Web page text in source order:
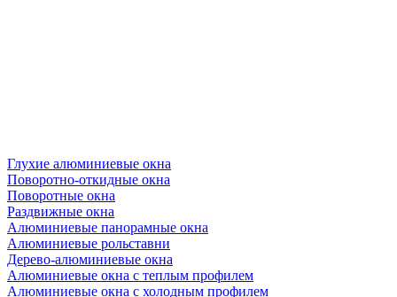
Глухие алюминиевые окна
Поворотно-откидные окна
Поворотные окна
Раздвижные окна
Алюминиевые панорамные окна
Алюминиевые рольставни
Дерево-алюминиевые окна
Алюминиевые окна с теплым профилем
Алюминиевые окна с холодным профилем